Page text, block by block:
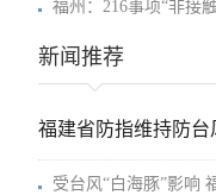
福州：216事项“非接
新闻推荐
福建省防指维持防
受台风“白海豚”影响